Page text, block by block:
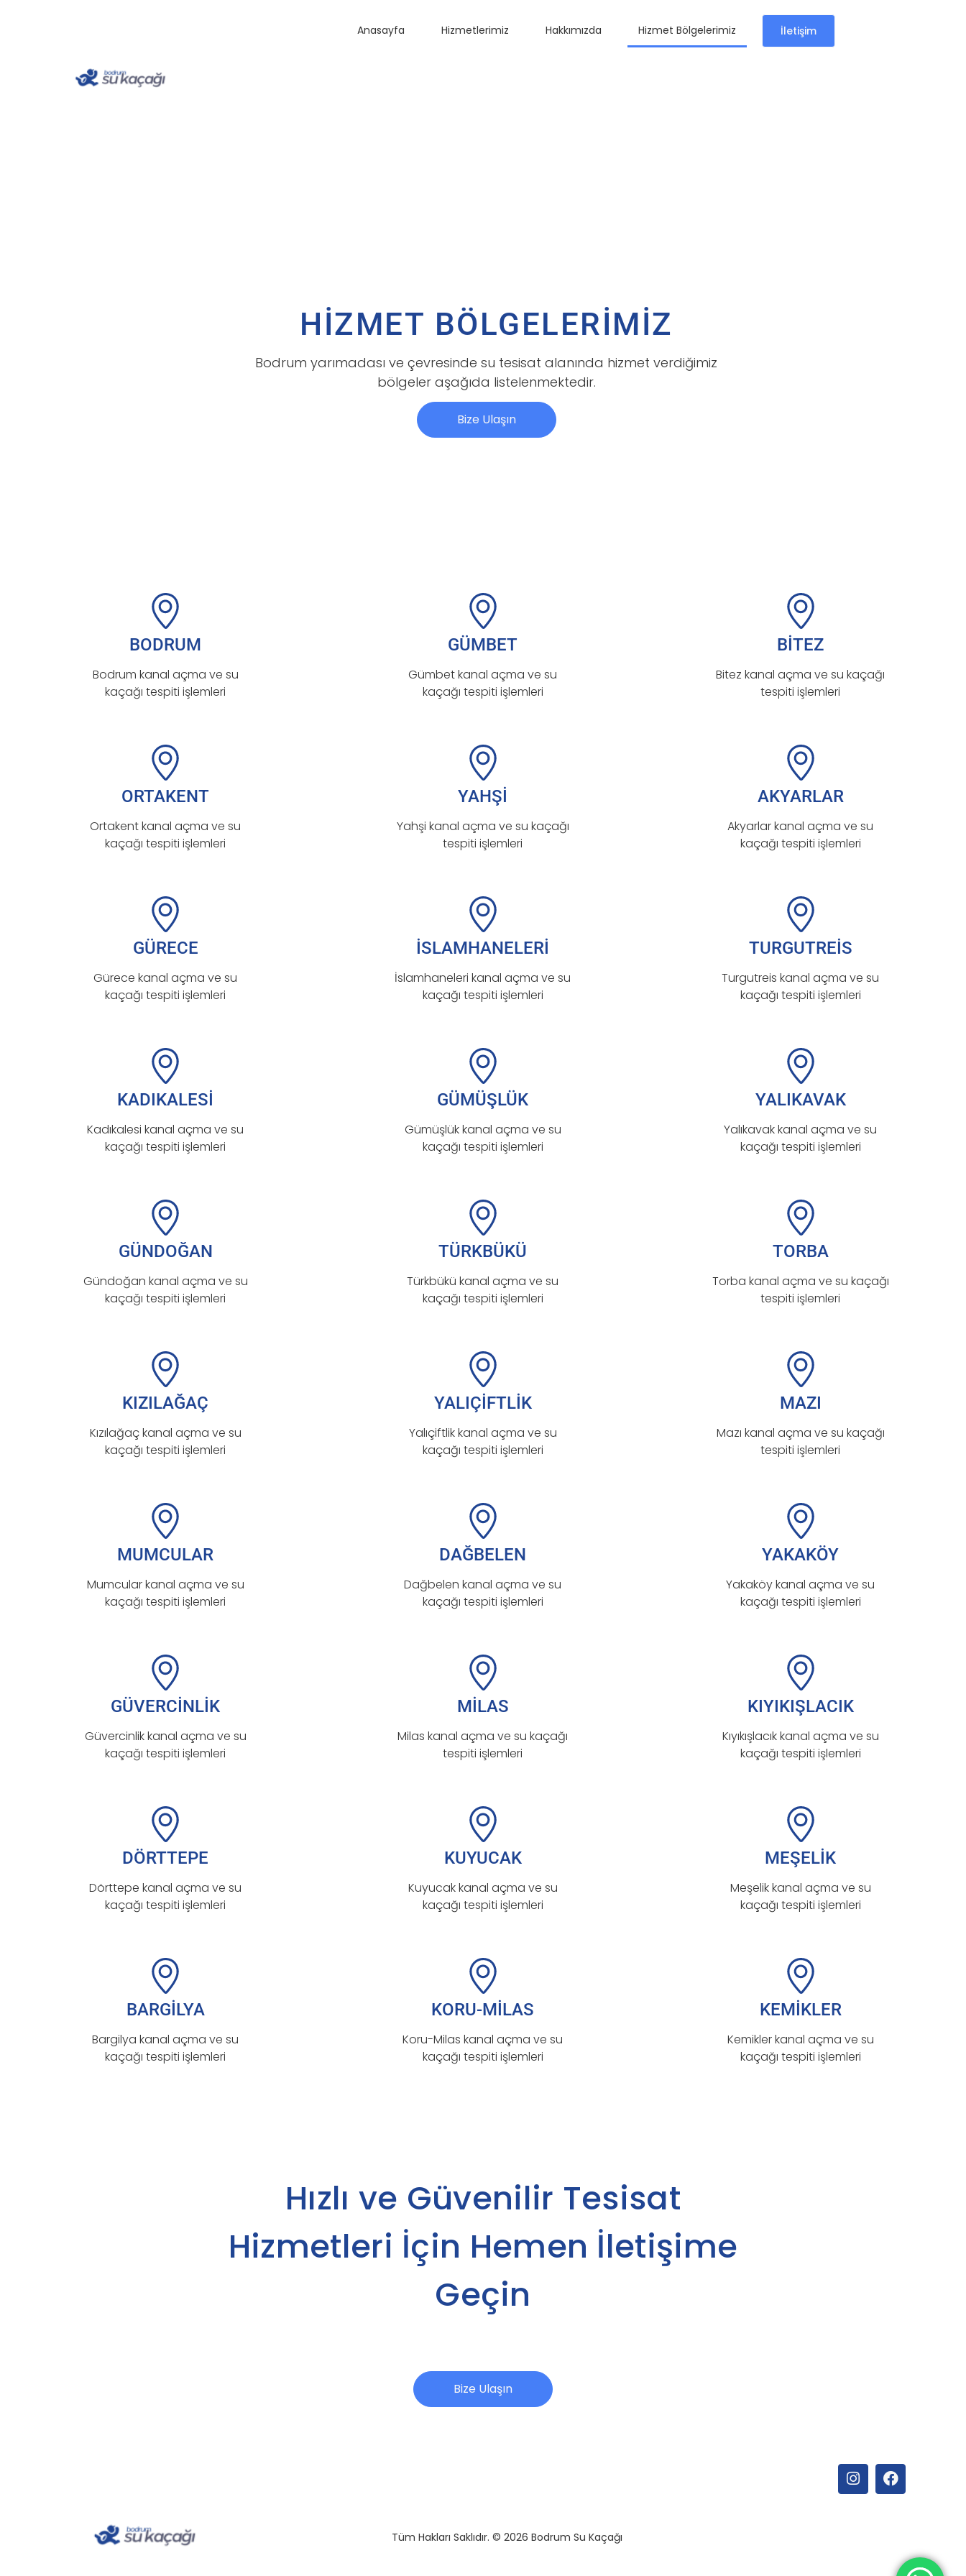
Anasayfa Hizmetlerimiz Hakkımızda Hizmet Bölgelerimiz İletişim
HİZMET BÖLGELERİMİZ
Bodrum yarımadası ve çevresinde su tesisat alanında hizmet verdiğimiz
bölgeler aşağıda listelenmektedir.
Bize Ulaşın
BODRUM
Bodrum kanal açma ve su
kaçağı tespiti işlemleri
GÜMBET
Gümbet kanal açma ve su
kaçağı tespiti işlemleri
BİTEZ
Bitez kanal açma ve su kaçağı
tespiti işlemleri
ORTAKENT
Ortakent kanal açma ve su
kaçağı tespiti işlemleri
YAHŞİ
Yahşi kanal açma ve su kaçağı
tespiti işlemleri
AKYARLAR
Akyarlar kanal açma ve su
kaçağı tespiti işlemleri
GÜRECE
Gürece kanal açma ve su
kaçağı tespiti işlemleri
İSLAMHANELERİ
İslamhaneleri kanal açma ve su
kaçağı tespiti işlemleri
TURGUTREİS
Turgutreis kanal açma ve su
kaçağı tespiti işlemleri
KADIKALESİ
Kadıkalesi kanal açma ve su
kaçağı tespiti işlemleri
GÜMÜŞLÜK
Gümüşlük kanal açma ve su
kaçağı tespiti işlemleri
YALIKAVAK
Yalıkavak kanal açma ve su
kaçağı tespiti işlemleri
GÜNDOĞAN
Gündoğan kanal açma ve su
kaçağı tespiti işlemleri
TÜRKBÜKÜ
Türkbükü kanal açma ve su
kaçağı tespiti işlemleri
TORBA
Torba kanal açma ve su kaçağı
tespiti işlemleri
KIZILAĞAÇ
Kızılağaç kanal açma ve su
kaçağı tespiti işlemleri
YALIÇİFTLİK
Yalıçiftlik kanal açma ve su
kaçağı tespiti işlemleri
MAZI
Mazı kanal açma ve su kaçağı
tespiti işlemleri
MUMCULAR
Mumcular kanal açma ve su
kaçağı tespiti işlemleri
DAĞBELEN
Dağbelen kanal açma ve su
kaçağı tespiti işlemleri
YAKAKÖY
Yakaköy kanal açma ve su
kaçağı tespiti işlemleri
GÜVERCİNLİK
Güvercinlik kanal açma ve su
kaçağı tespiti işlemleri
MİLAS
Milas kanal açma ve su kaçağı
tespiti işlemleri
KIYIKIŞLACIK
Kıyıkışlacık kanal açma ve su
kaçağı tespiti işlemleri
DÖRTTEPE
Dörttepe kanal açma ve su
kaçağı tespiti işlemleri
KUYUCAK
Kuyucak kanal açma ve su
kaçağı tespiti işlemleri
MEŞELİK
Meşelik kanal açma ve su
kaçağı tespiti işlemleri
BARGİLYA
Bargilya kanal açma ve su
kaçağı tespiti işlemleri
KORU-MİLAS
Koru-Milas kanal açma ve su
kaçağı tespiti işlemleri
KEMİKLER
Kemikler kanal açma ve su
kaçağı tespiti işlemleri
Hızlı ve Güvenilir Tesisat
Hizmetleri İçin Hemen İletişime
Geçin
Bize Ulaşın
Tüm Hakları Saklıdır. © 2026 Bodrum Su Kaçağı